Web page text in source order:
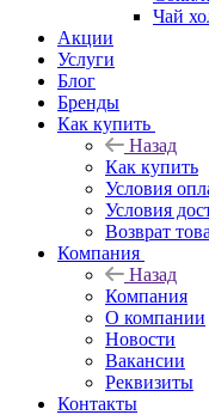
Чай
Акции
Услуги
Блог
Бренды
Как купить
Назад
Как купить
Условия
Условия
Возврат
Компания
Назад
Компания
О компании
Новости
Вакансии
Реквизиты
Контакты